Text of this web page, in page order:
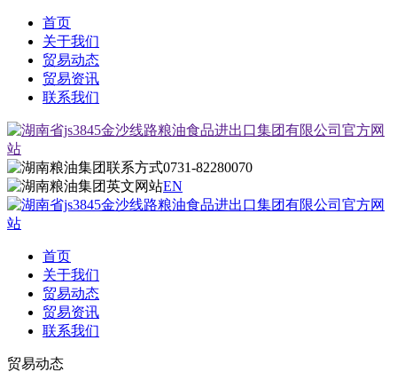
首页
关于我们
贸易动态
贸易资讯
联系我们
0731-82280070
EN
首页
关于我们
贸易动态
贸易资讯
联系我们
贸易动态